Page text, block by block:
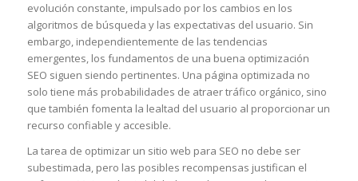
evolución constante, impulsado por los cambios en los
algoritmos de búsqueda y las expectativas del usuario. Sin
embargo, independientemente de las tendencias
emergentes, los fundamentos de una buena optimización
SEO siguen siendo pertinentes. Una página optimizada no
solo tiene más probabilidades de atraer tráfico orgánico, sino
que también fomenta la lealtad del usuario al proporcionar un
recurso confiable y accesible.
La tarea de optimizar un sitio web para SEO no debe ser
subestimada, pero las posibles recompensas justifican el